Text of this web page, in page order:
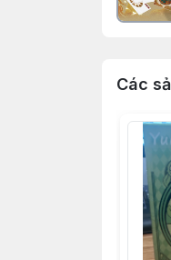
Các